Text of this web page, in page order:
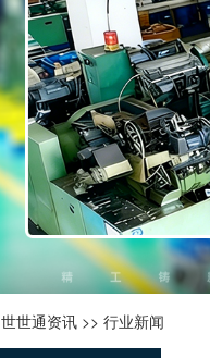
世世通资讯 >> 行业新闻